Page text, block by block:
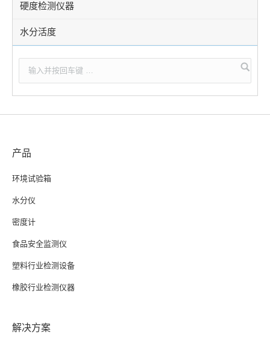
硬度检测仪器
水分活度
产品
环境试验箱
水分仪
密度计
食品安全监测仪
塑料行业检测设备
橡胶行业检测仪器
解决方案